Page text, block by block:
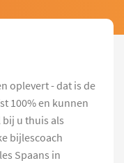
oplevert - dat is de
100% en kunnen
u thuis als
bijlescoach
Spaans in